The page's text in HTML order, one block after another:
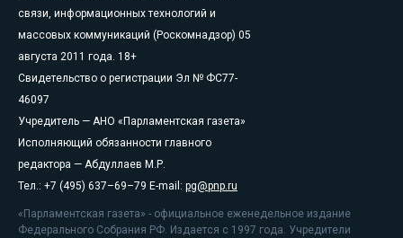
связи, информационных технологий и
массовых коммуникаций (Роскомнадзор) 05
августа 2011 года. 18+
Свидетельство о регистрации Эл № ФС77-
46097
Учредитель — АНО «Парламентская газета»
Исполняющий обязанности главного
редактора — Абдуллаев М.Р.
Тел.: +7 (495) 637–69–79 E-mail: pg@pnp.ru
«Парламентская газета» - официальное еженедельное издание
Федерального Собрания РФ. Издается с 1997 года. Учредители